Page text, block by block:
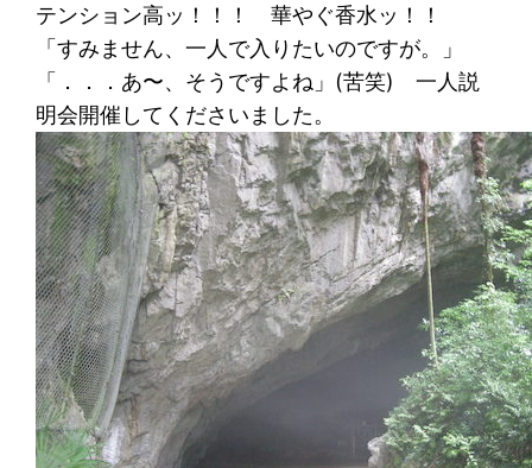
テンション高ッ！！！ 華やぐ香水ッ！！
「すみません、一人で入りたいのですが。」
「．．．あ〜、そうですよね」(苦笑) 一人説
明会開催してくださいました。